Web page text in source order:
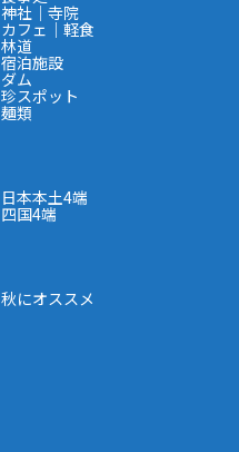
神社｜寺院
カフェ｜軽食
林道
宿泊施設
ダム
珍スポット
麺類
日本本土4端
四国4端
秋にオススメ